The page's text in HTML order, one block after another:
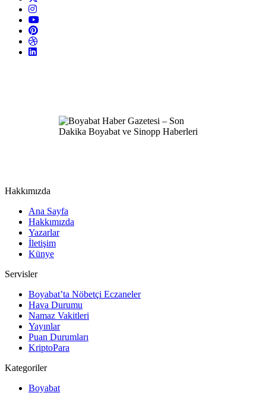
Hakkımızda
Ana Sayfa
Hakkımızda
Yazarlar
İletişim
Künye
Servisler
Boyabat’ta Nöbetçi Eczaneler
Hava Durumu
Namaz Vakitleri
Yayınlar
Puan Durumları
KriptoPara
Kategoriler
Boyabat